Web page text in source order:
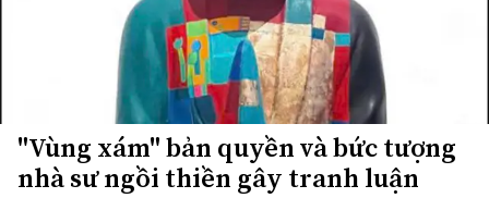
"Vùng xám" bản quyền và bức tượng
nhà sư ngồi thiền gây tranh luận